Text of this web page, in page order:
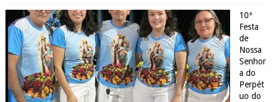
10ª
Festa
de
Nossa
Senhor
a do
Perpét
uo do